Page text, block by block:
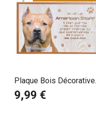
Plaque Bois Décorative
American Staff fauve
9,99 €